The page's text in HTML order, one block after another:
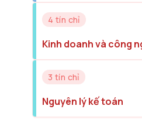
4 tín chỉ
Kinh doanh và công
3 tín chỉ
Nguyên lý kế toán